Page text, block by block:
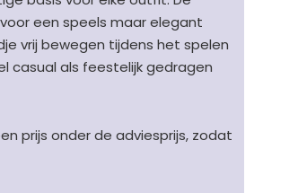
een speels maar elegant
vrij bewegen tijdens het spelen
casual als feestelijk gedragen
prijs onder de adviesprijs, zodat